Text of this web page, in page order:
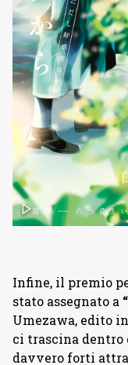
Infine, il premio
stato assegnato a
Umezawa, edito
ci trascina dentro
davvero forti